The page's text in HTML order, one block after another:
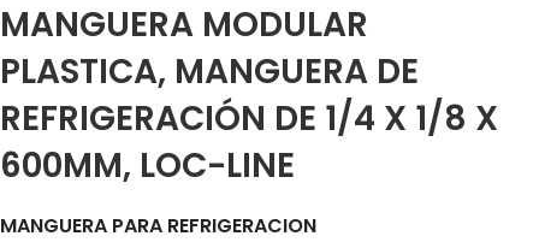
MANGUERA MODULAR
PLASTICA, MANGUERA DE
REFRIGERACIÓN DE 1/4 X 1/8 X
600MM, LOC-LINE
MANGUERA PARA REFRIGERACION